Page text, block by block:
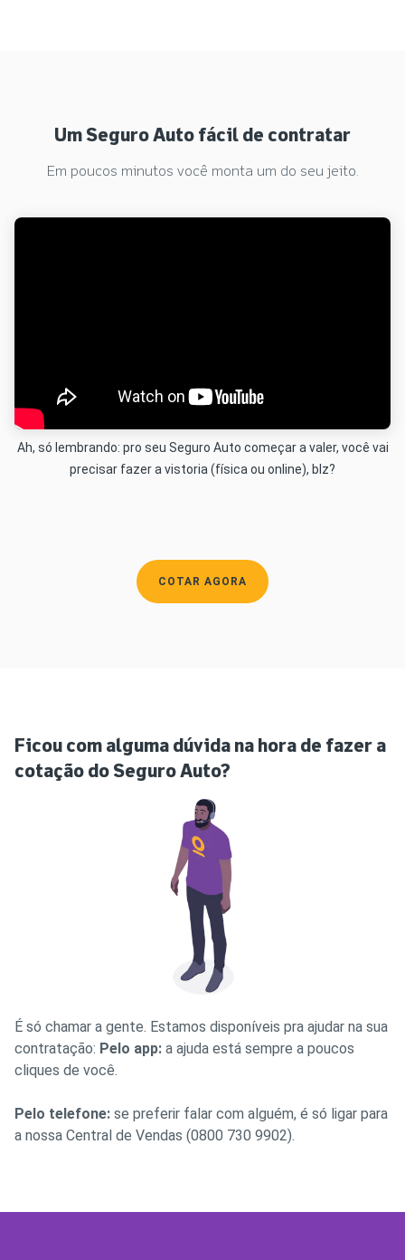
Um Seguro Auto fácil de contratar
Em poucos minutos você monta um do seu jeito.
Ah, só lembrando: pro seu Seguro Auto começar a valer, você vai
precisar fazer a vistoria (física ou online), blz?
COTAR AGORA
Ficou com alguma dúvida na hora de fazer a
cotação do Seguro Auto?
É só chamar a gente. Estamos disponíveis pra ajudar na sua
contratação: Pelo app: a ajuda está sempre a poucos
cliques de você.
Pelo telefone: se preferir falar com alguém, é só ligar para
a nossa Central de Vendas (0800 730 9902).